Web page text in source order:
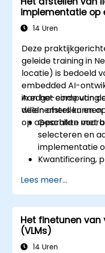
Model-
binnen
implementatie
14 Uren
Deze
geleide training in
locatie) is bedoeld
embedded AI-
in edge-computing
willen afstellen en
op apparaten met
Aan het einde van
deelnemers kunnen:
Geschikte
selecteren en
implementatie
Kwantificering,
modelgrootte
verminderen.
Modellen
transfer
prestaties bij
Lees meer...
Het finetunen
(VLMs)
14 Uren